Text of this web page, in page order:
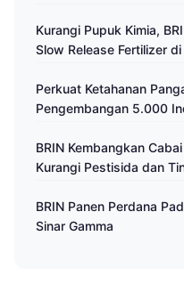
Kurangi Pupuk Kimia,
Slow Release Fertilizer
Perkuat Ketahanan
Pengembangan 5.000
BRIN Kembangkan
Kurangi Pestisida dan
BRIN Panen Perdana
Sinar Gamma